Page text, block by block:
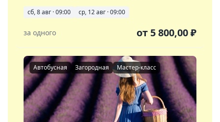
сб, 8 авг · 09:00 ср, 12 авг · 09:00
за одного от 5 800,00₽
Автобусная Загородная Мастер-класс